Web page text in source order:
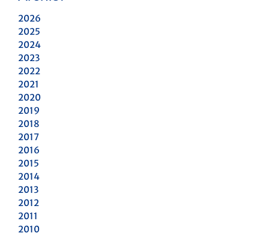
2026
2025
2024
2023
2022
2021
2020
2019
2018
2017
2016
2015
2014
2013
2012
2011
2010